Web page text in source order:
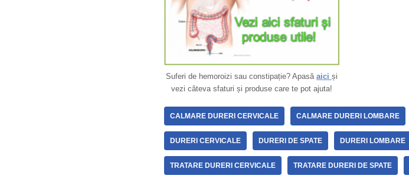
Suferi de hemoroizi sau constipație? Apasă aici și
vezi câteva sfaturi și produse care te pot ajuta!
CALMARE DURERI CERVICALE CALMARE DURERI LOMBARE
DURERI CERVICALE DURERI DE SPATE DURERI LOMBARE
TRATARE DURERI CERVICALE TRATARE DURERI DE SPATE